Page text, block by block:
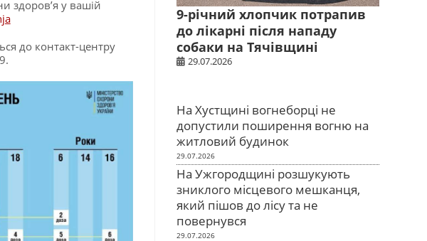
здоров’я у вашій
до контакт-центру
9-річний хлопчик потрапив
до лікарні після нападу
собаки на Тячівщині
29.07.2026
На Хустщині вогнеборці не
допустили поширення вогню на
житловий будинок
29.07.2026
На Ужгородщині розшукують
зниклого місцевого мешканця,
який пішов до лісу та не
повернувся
29.07.2026